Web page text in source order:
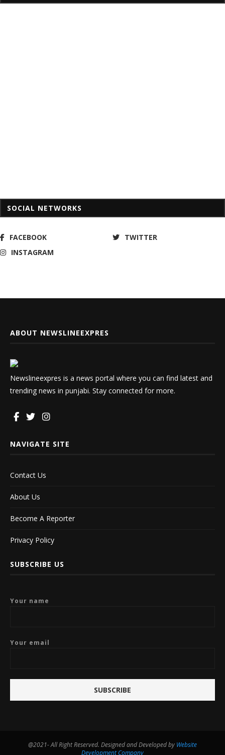
SOCIAL NETWORKS
FACEBOOK
TWITTER
INSTAGRAM
ABOUT NEWSLINEEXPRES
Newslineexpres is a news portal where you can find latest and
trending news in punjabi. Stay connected for more.
NAVIGATE SITE
Contact Us
About Us
Become A Reporter
Privacy Policy
SUBSCRIBE US
Your name
Your email
@2021- All Right Reserved. Designed and Developed by Website
Development Company